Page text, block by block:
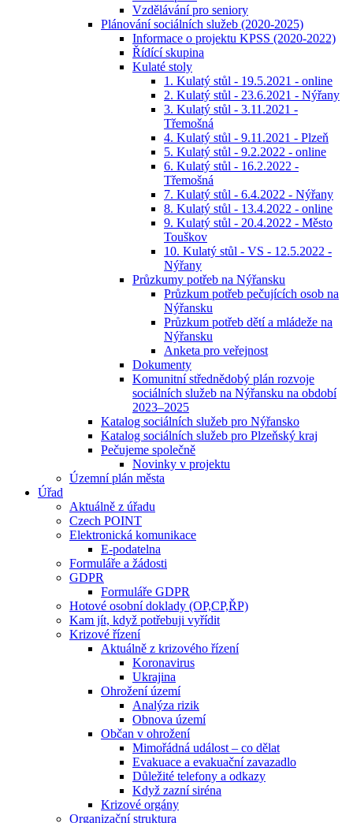
Vzdělávání pro seniory
Plánování sociálních služeb (2020-2025)
Informace o projektu KPSS (2020-2022)
Řídící skupina
Kulaté stoly
1. Kulatý stůl - 19.5.2021 - online
2. Kulatý stůl - 23.6.2021 - Nýřany
3. Kulatý stůl - 3.11.2021 -
Třemošná
4. Kulatý stůl - 9.11.2021 - Plzeň
5. Kulatý stůl - 9.2.2022 - online
6. Kulatý stůl - 16.2.2022 -
Třemošná
7. Kulatý stůl - 6.4.2022 - Nýřany
8. Kulatý stůl - 13.4.2022 - online
9. Kulatý stůl - 20.4.2022 - Město
Touškov
10. Kulatý stůl - VS - 12.5.2022 -
Nýřany
Průzkumy potřeb na Nýřansku
Průzkum potřeb pečujících osob na
Nýřansku
Průzkum potřeb dětí a mládeže na
Nýřansku
Anketa pro veřejnost
Dokumenty
Komunitní střednědobý plán rozvoje
sociálních služeb na Nýřansku na období
2023–2025
Katalog sociálních služeb pro Nýřansko
Katalog sociálních služeb pro Plzeňský kraj
Pečujeme společně
Novinky v projektu
Územní plán města
Úřad
Aktuálně z úřadu
Czech POINT
Elektronická komunikace
E-podatelna
Formuláře a žádosti
GDPR
Formuláře GDPR
Hotové osobní doklady (OP,CP,ŘP)
Kam jít, když potřebuji vyřídit
Krizové řízení
Aktuálně z krizového řízení
Koronavirus
Ukrajina
Ohrožení území
Analýza rizik
Obnova území
Občan v ohrožení
Mimořádná událost – co dělat
Evakuace a evakuační zavazadlo
Důležité telefony a odkazy
Když zazní siréna
Krizové orgány
Organizační struktura